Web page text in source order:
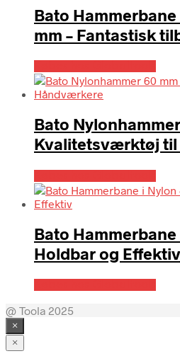
Bato
mm – Fantastisk
Bato
Kvalitetsværktøj
Bato Hammerbane
Holdbar og Effektiv
@ Toola 2025
×
×